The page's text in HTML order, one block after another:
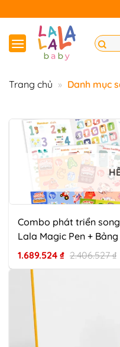
qua
nội
dung
Tìm
kiếm:
Trang chủ » Danh mục
Combo phát triển
Lala Magic Pen +
Bảng gấp thông thái
1.689.524 ₫ 2.406.527₫